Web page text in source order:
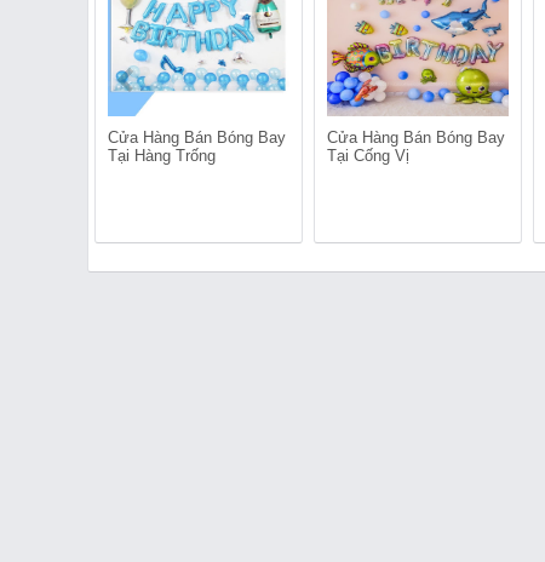
Cửa Hàng Bán Bóng Bay
Tại Hàng Trống
Cửa Hàng Bán Bóng Bay
Tại Cống Vị